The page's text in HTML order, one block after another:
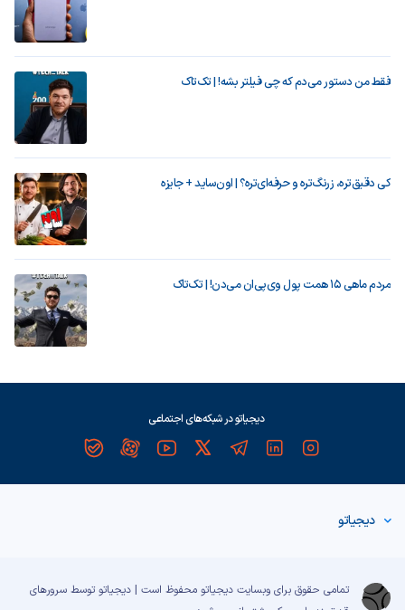
فقط من دستور می‌دم که چی فیلتر بشه! | تک‌تاک
کی دقیق‌تره، زرنگ‌تره و حرفه‌ای‌تره؟ | اون‌ساید + جایزه
مردم ماهی ۱۵ همت پول وی‌پی‌ان می‌دن! | تک‌تاک
دیجیاتو در شبکه‌های اجتماعی
دیجیاتو
تمامی حقوق برای وبسایت دیجیاتو محفوظ است | دیجیاتو توسط سرورهای